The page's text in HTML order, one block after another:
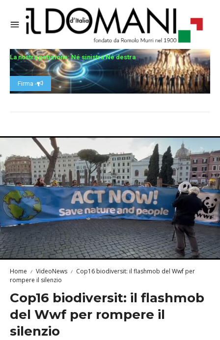
La nostra petizione: Né sinistra Né destra
Firma -
Home VideoNews
Cop16 biodiversit: il flashmob del Wwf per
rompere il silenzio
Cop16 biodiversit: il flashmob
del Wwf per rompere il
silenzio